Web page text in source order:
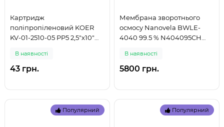
Картридж
поліпропіленовий KOER
KV-01-2510-05 PP5 2,5"х10"
В наявностi
43 грн.
Мембрана зворотнього
осмосу Nanovela BWLE-
4040 99.5 % N404095CH
В наявностi
5800 грн.
Популярний Популярний